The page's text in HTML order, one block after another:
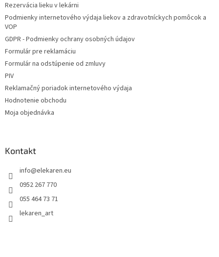
Rezervácia lieku v lekárni
Podmienky internetového výdaja liekov a zdravotníckych pomôcok a
VOP
GDPR - Podmienky ochrany osobných údajov
Formulár pre reklamáciu
Formulár na odstúpenie od zmluvy
PIV
Reklamačný poriadok internetového výdaja
Hodnotenie obchodu
Moja objednávka
Kontakt
info@elekaren.eu
0952 267 770
055 464 73 71
lekaren_art